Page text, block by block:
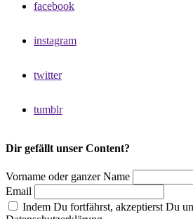
facebook
instagram
twitter
tumblr
Dir gefällt unser Content?
Vorname oder ganzer Name
Email
Indem Du fortfährst, akzeptierst Du